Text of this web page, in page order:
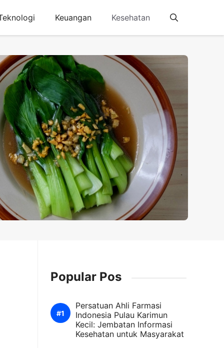
Keuangan Kesehatan
Popular Pos
Persatuan Ahli Farmasi
Indonesia Pulau Karimun
Kecil: Jembatan Informasi
Kesehatan untuk Masyarakat